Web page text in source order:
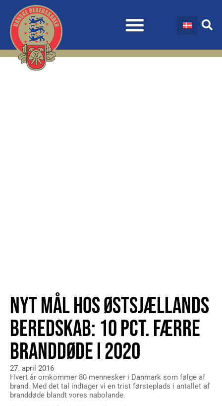
NYT MÅL HOS ØSTSJÆLLANDS
BEREDSKAB: 10 PCT. FÆRRE
BRANDDØDE I 2020
27. april 2016
Hvert år omkommer 80 mennesker i Danmark som følge af
brand. Med det tal indtager vi en trist førsteplads i antallet af
branddøde blandt vores nabolande.